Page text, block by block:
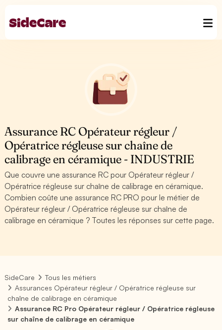
Assurance RC Opérateur régleur /
Opératrice régleuse sur chaîne de
calibrage en céramique - INDUSTRIE
Que couvre une assurance RC pour Opérateur régleur /
Opératrice régleuse sur chaîne de calibrage en céramique.
Combien coûte une assurance RC PRO pour le métier de
Opérateur régleur / Opératrice régleuse sur chaîne de
calibrage en céramique ? Toutes les réponses sur cette page.
SideCare
Tous les métiers
Assurances Opérateur régleur / Opératrice régleuse sur
chaîne de calibrage en céramique
Assurance RC Pro Opérateur régleur / Opératrice régleuse
sur chaîne de calibrage en céramique